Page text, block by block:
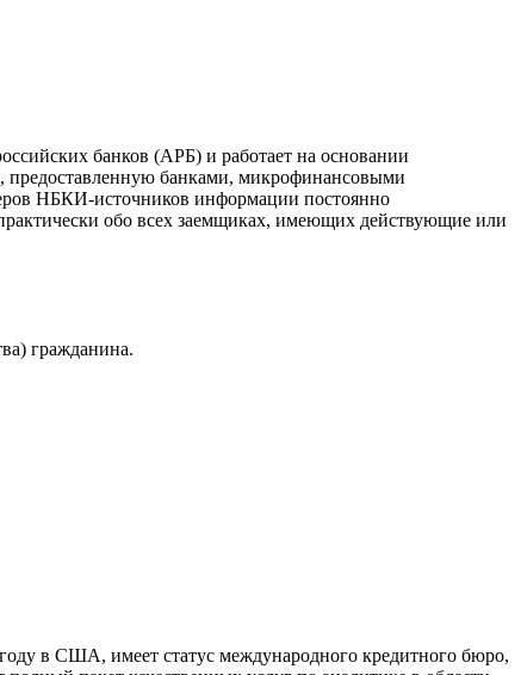
банков (АРБ) и работает на основании
банками, микрофинансовыми
НБКИ-источников информации постоянно
обо всех заемщиках, имеющих действующие или
гражданина.
в США, имеет статус международного кредитного бюро,